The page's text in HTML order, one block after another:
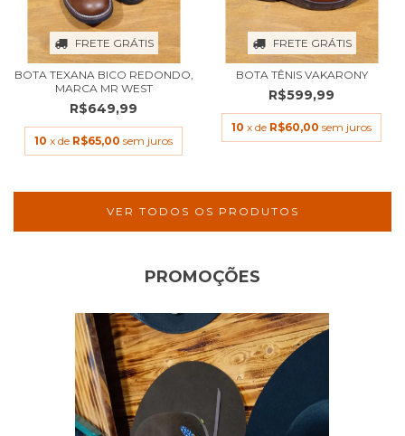
FRETE GRÁTIS
BOTA TEXANA BICO REDONDO,
MARCA MR WEST
R$649,99
10 x de R$65,00 sem juros
FRETE GRÁTIS
BOTA TÊNIS VAKARONY
R$599,99
10 x de R$60,00 sem juros
VER TODOS OS PRODUTOS
PROMOÇÕES